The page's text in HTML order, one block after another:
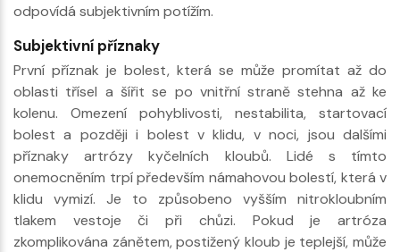
odpovídá subjektivním potížím.
Subjektivní příznaky
První příznak je bolest, která se může promítat až do
oblasti třísel a šířit se po vnitřní straně stehna až ke
kolenu. Omezení pohyblivosti, nestabilita, startovací
bolest a později i bolest v klidu, v noci, jsou dalšími
příznaky artrózy kyčelních kloubů. Lidé s tímto
onemocněním trpí především námahovou bolestí, která v
klidu vymizí. Je to způsobeno vyšším nitrokloubním
tlakem vestoje či při chůzi. Pokud je artróza
zkomplikována zánětem, postižený kloub je teplejší, může